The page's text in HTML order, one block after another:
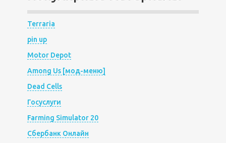
Terraria
pin up
Motor Depot
Among Us [мод-меню]
Dead Cells
Госуслуги
Farming Simulator 20
Сбербанк Онлайн